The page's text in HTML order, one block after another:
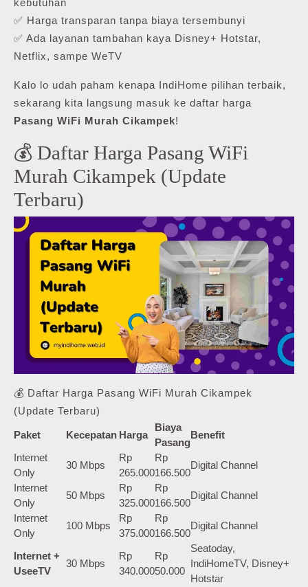
kebutuhan
✅ Harga transparan tanpa biaya tersembunyi
✅ Ada layanan tambahan kaya Disney+ Hotstar,
Netflix, sampe WeTV
Kalo lo udah paham kenapa IndiHome pilihan terbaik,
sekarang kita langsung masuk ke daftar harga
Pasang WiFi Murah Cikampek!
💰 Daftar Harga Pasang WiFi
Murah Cikampek (Update
Terbaru)
💰 Daftar Harga Pasang WiFi Murah Cikampek
(Update Terbaru)
Paket Kecepatan Harga
Biaya
Pasang
Benefit
Internet
Only
30 Mbps
Rp
265.000
Rp
166.500
Digital Channel
Internet
Only
50 Mbps
Rp
325.000
Rp
166.500
Digital Channel
Internet
Only
100 Mbps
Rp
375.000
Rp
166.500
Digital Channel
Internet +
UseeTV
30 Mbps
Rp
340.000
Rp
50.000
Seatoday,
IndiHomeTV, Disney+
Hotstar